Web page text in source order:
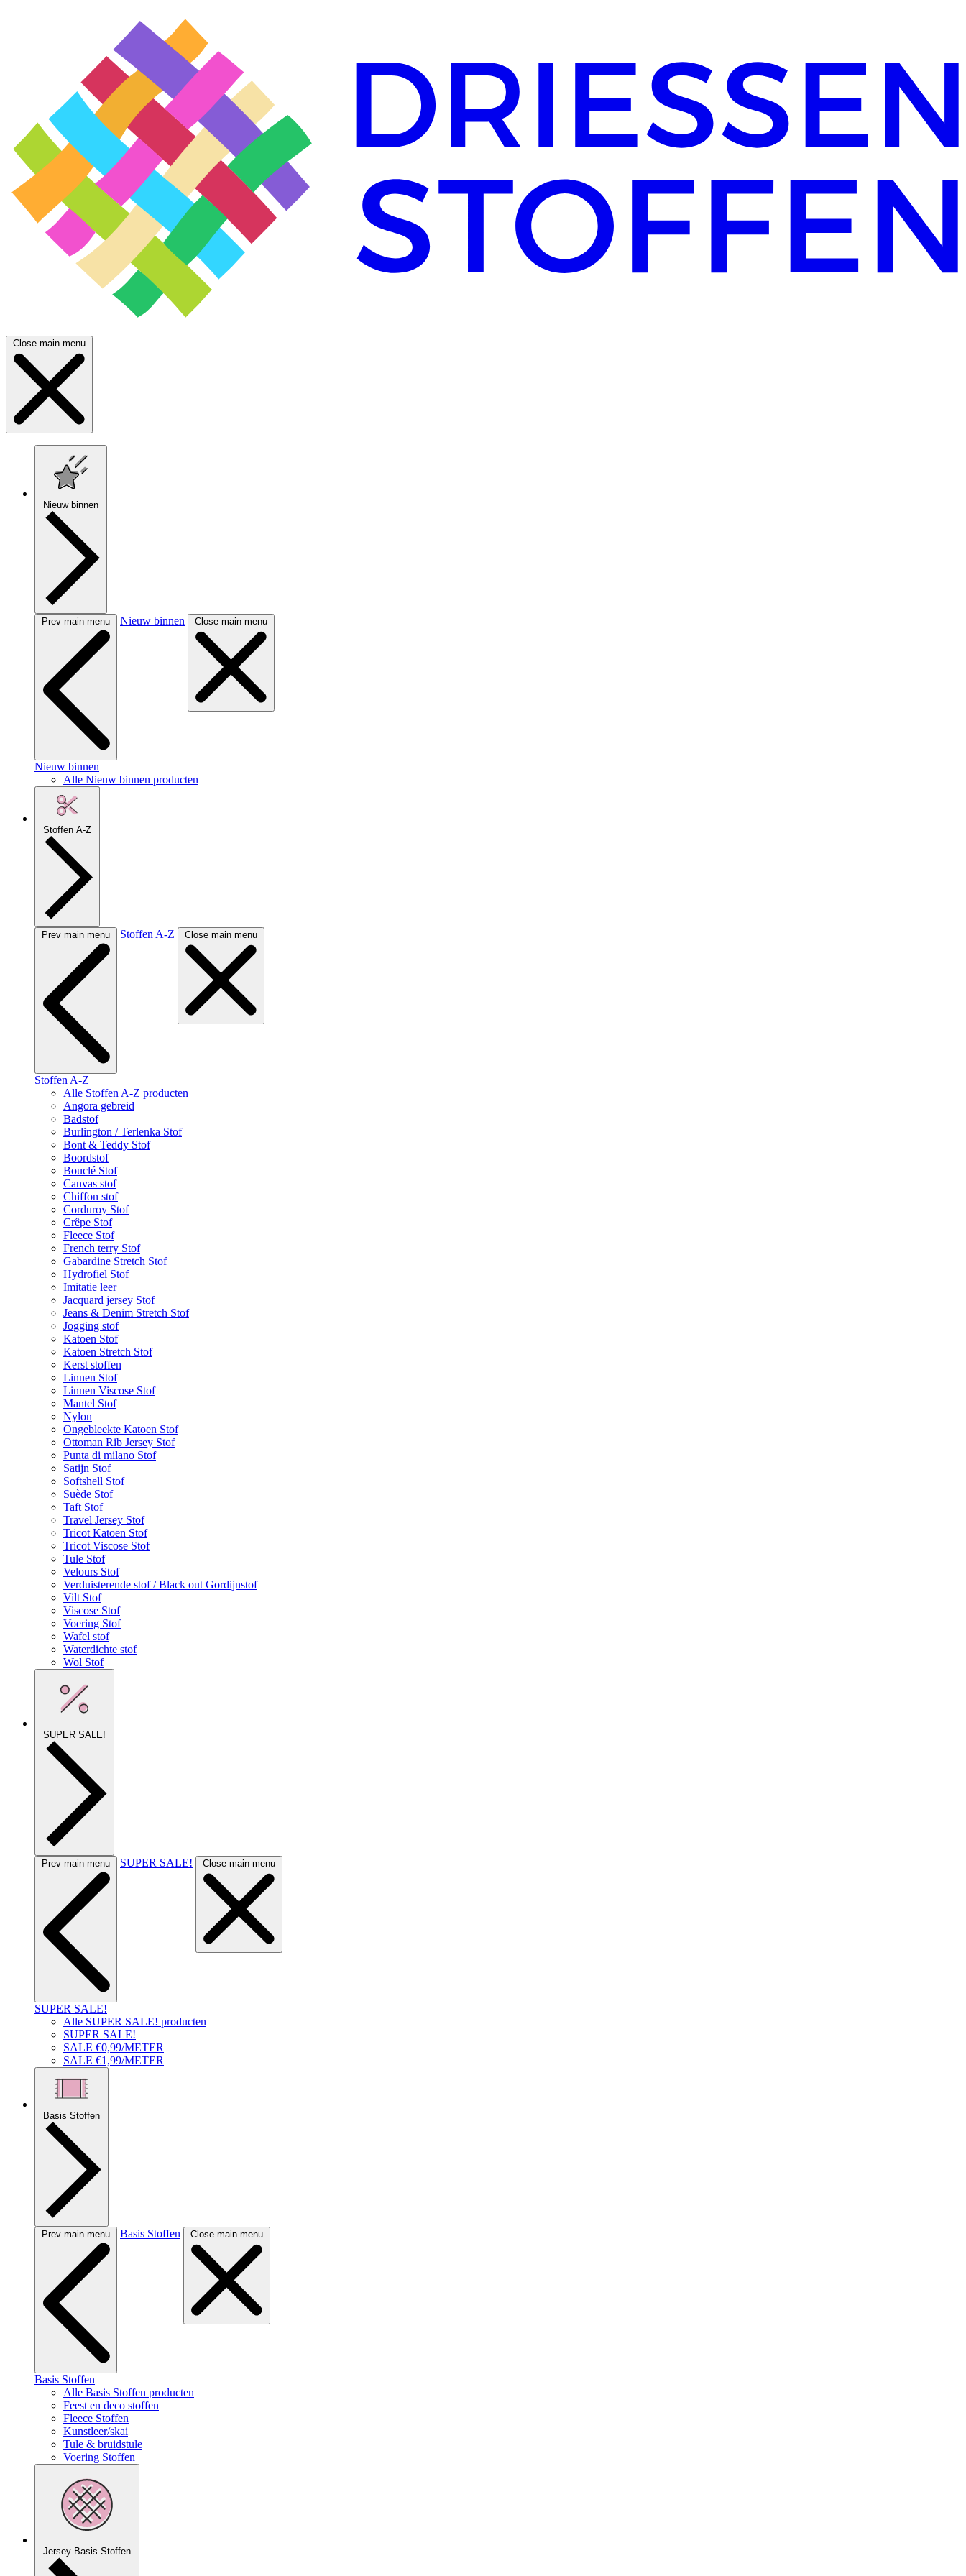
Close main menu
Nieuw binnen
Prev main menu Nieuw binnen Close main menu
Nieuw binnen
Alle Nieuw binnen producten
Stoffen A-Z
Prev main menu Stoffen A-Z Close main menu
Stoffen A-Z
Alle Stoffen A-Z producten
Angora gebreid
Badstof
Burlington / Terlenka Stof
Bont & Teddy Stof
Boordstof
Bouclé Stof
Canvas stof
Chiffon stof
Corduroy Stof
Crêpe Stof
Fleece Stof
French terry Stof
Gabardine Stretch Stof
Hydrofiel Stof
Imitatie leer
Jacquard jersey Stof
Jeans & Denim Stretch Stof
Jogging stof
Katoen Stof
Katoen Stretch Stof
Kerst stoffen
Linnen Stof
Linnen Viscose Stof
Mantel Stof
Nylon
Ongebleekte Katoen Stof
Ottoman Rib Jersey Stof
Punta di milano Stof
Satijn Stof
Softshell Stof
Suède Stof
Taft Stof
Travel Jersey Stof
Tricot Katoen Stof
Tricot Viscose Stof
Tule Stof
Velours Stof
Verduisterende stof / Black out Gordijnstof
Vilt Stof
Viscose Stof
Voering Stof
Wafel stof
Waterdichte stof
Wol Stof
SUPER SALE!
Prev main menu SUPER SALE! Close main menu
SUPER SALE!
Alle SUPER SALE! producten
SUPER SALE!
SALE €0,99/METER
SALE €1,99/METER
Basis Stoffen
Prev main menu Basis Stoffen Close main menu
Basis Stoffen
Alle Basis Stoffen producten
Feest en deco stoffen
Fleece Stoffen
Kunstleer/skai
Tule & bruidstule
Voering Stoffen
Jersey Basis Stoffen